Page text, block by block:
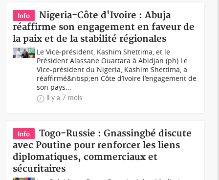
Info
Nigeria-Côte d'Ivoire : Abuja
réaffirme son engagement en faveur de
la paix et de la stabilité régionales
Le Vice-président, Kashim Shettima, et le
Président Alassane Ouattara à Abidjan (ph) Le
Vice-président du Nigeria, Kashim Shettima, a
réaffirmé&nbsp;en Côte d’Ivoire l’engagement de
son pays...
il y a 7 mois
Info
Togo-Russie : Gnassingbé discute
avec Poutine pour renforcer les liens
diplomatiques, commerciaux et
sécuritaires